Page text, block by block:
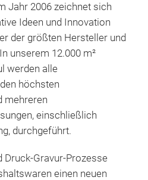
Jahr 2006 zeichnet sich
Ideen und Innovation
der größten Hersteller und
unserem 12.000 m²
werden alle
höchsten
mehreren
einschließlich
durchgeführt.
Druck-Gravur-Prozesse
einen neuen